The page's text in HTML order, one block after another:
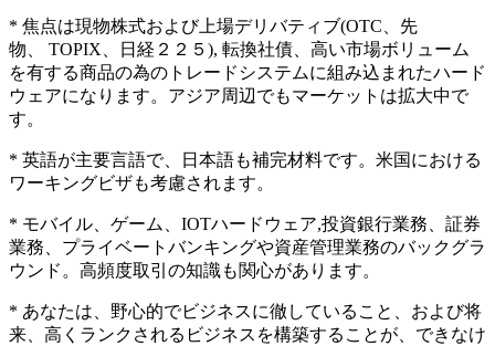
* 焦点は現物株式および上場デリバティブ(OTC、先
物、 TOPIX、日経２２５), 転換社債、高い市場ボリューム
を有する商品の為のトレードシステムに組み込まれたハード
ウェアになります。アジア周辺でもマーケットは拡大中で
す。
* 英語が主要言語で、日本語も補完材料です。米国における
ワーキングビザも考慮されます。
* モバイル、ゲーム、IOTハードウェア,投資銀行業務、証券
業務、プライベートバンキングや資産管理業務のバックグラ
ウンド。高頻度取引の知識も関心があります。
* あなたは、野心的でビジネスに徹していること、および将
来、高くランクされるビジネスを構築することが、できなけ